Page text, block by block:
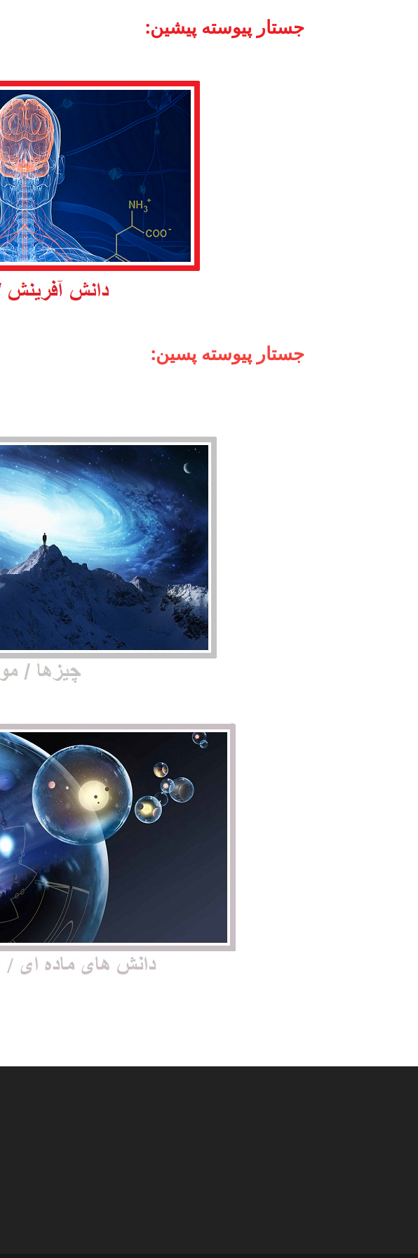
:جستار پیوسته پیشین
:جستار پیوسته پسین